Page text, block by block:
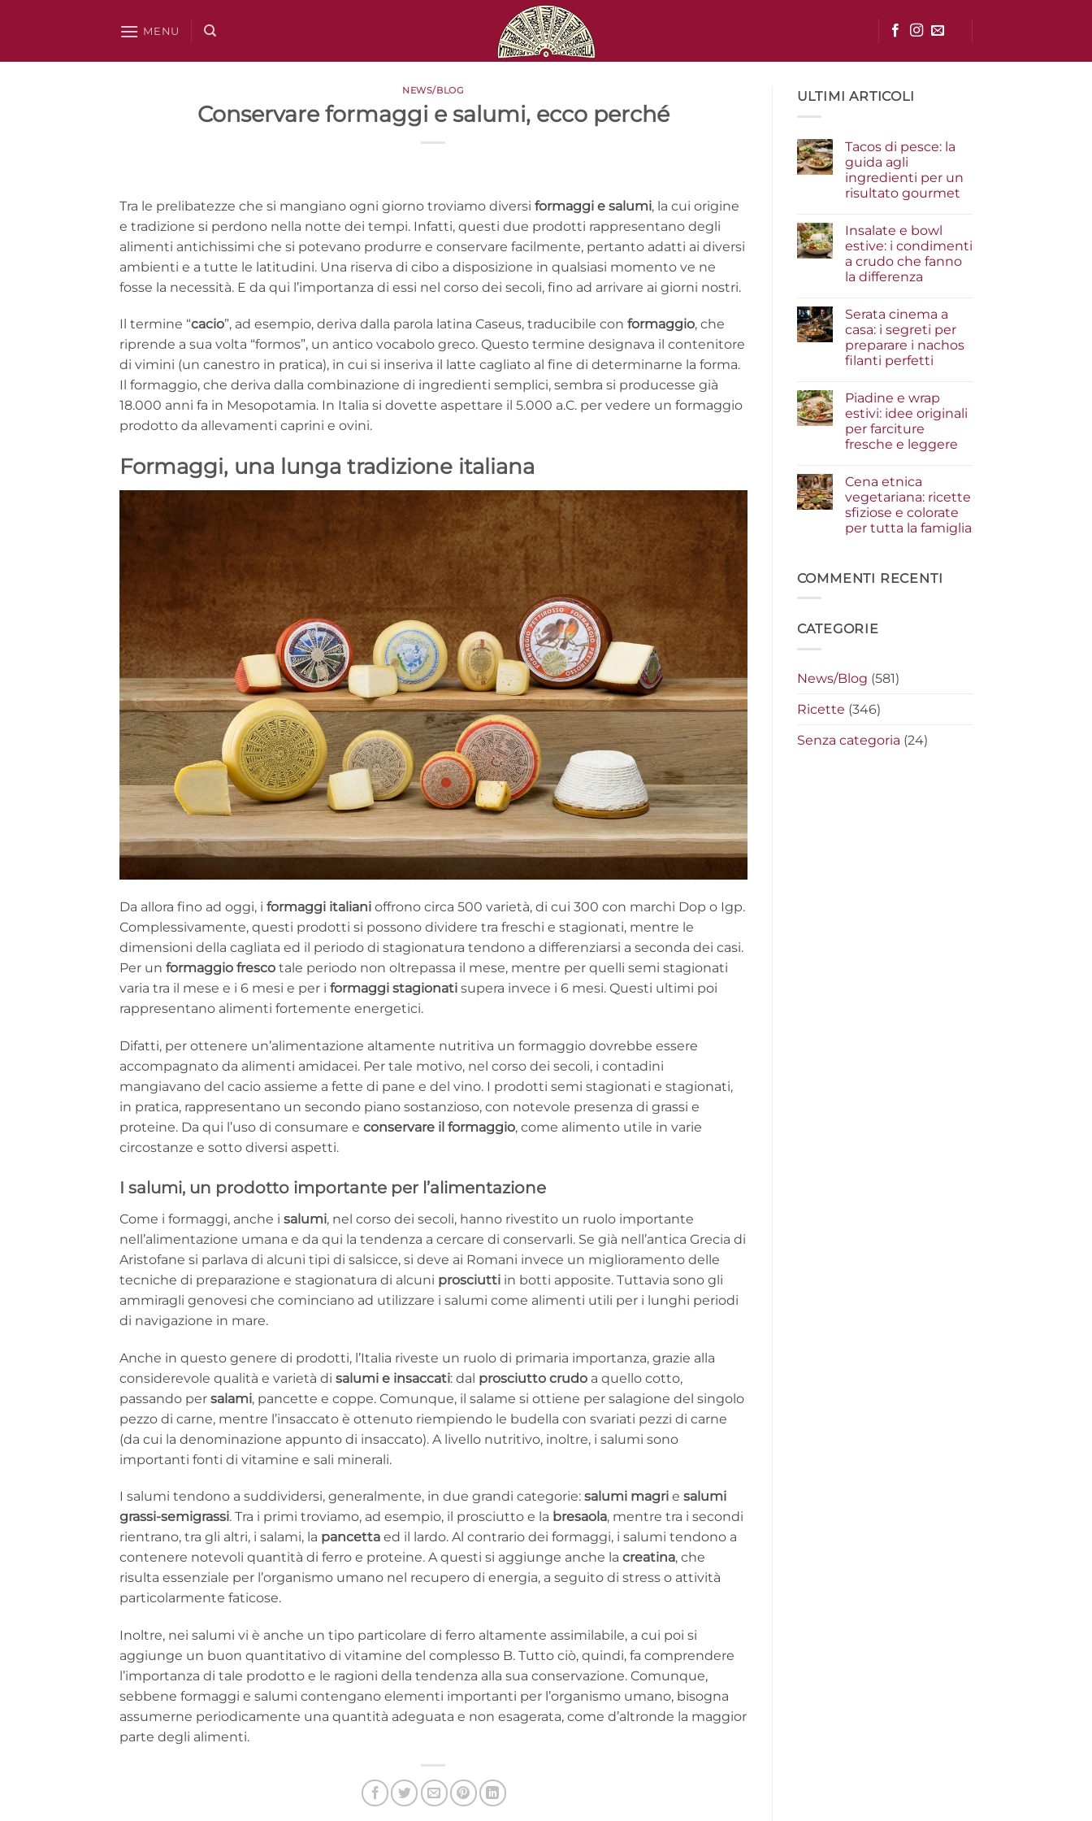
MENU
NEWS/BLOG
Conservare formaggi e salumi, ecco perché
Tra le prelibatezze che si mangiano ogni giorno troviamo diversi formaggi e salumi, la cui origine
e tradizione si perdono nella notte dei tempi. Infatti, questi due prodotti rappresentano degli
alimenti antichissimi che si potevano produrre e conservare facilmente, pertanto adatti ai diversi
ambienti e a tutte le latitudini. Una riserva di cibo a disposizione in qualsiasi momento ve ne
fosse la necessità. E da qui l’importanza di essi nel corso dei secoli, fino ad arrivare ai giorni nostri.
Il termine “cacio”, ad esempio, deriva dalla parola latina Caseus, traducibile con formaggio, che
riprende a sua volta “formos”, un antico vocabolo greco. Questo termine designava il contenitore
di vimini (un canestro in pratica), in cui si inseriva il latte cagliato al fine di determinarne la forma.
Il formaggio, che deriva dalla combinazione di ingredienti semplici, sembra si producesse già
18.000 anni fa in Mesopotamia. In Italia si dovette aspettare il 5.000 a.C. per vedere un formaggio
prodotto da allevamenti caprini e ovini.
Formaggi, una lunga tradizione italiana
Da allora fino ad oggi, i formaggi italiani offrono circa 500 varietà, di cui 300 con marchi Dop o Igp.
Complessivamente, questi prodotti si possono dividere tra freschi e stagionati, mentre le
dimensioni della cagliata ed il periodo di stagionatura tendono a differenziarsi a seconda dei casi.
Per un formaggio fresco tale periodo non oltrepassa il mese, mentre per quelli semi stagionati
varia tra il mese e i 6 mesi e per i formaggi stagionati supera invece i 6 mesi. Questi ultimi poi
rappresentano alimenti fortemente energetici.
Difatti, per ottenere un’alimentazione altamente nutritiva un formaggio dovrebbe essere
accompagnato da alimenti amidacei. Per tale motivo, nel corso dei secoli, i contadini
mangiavano del cacio assieme a fette di pane e del vino. I prodotti semi stagionati e stagionati,
in pratica, rappresentano un secondo piano sostanzioso, con notevole presenza di grassi e
proteine. Da qui l’uso di consumare e conservare il formaggio, come alimento utile in varie
circostanze e sotto diversi aspetti.
I salumi, un prodotto importante per l’alimentazione
Come i formaggi, anche i salumi, nel corso dei secoli, hanno rivestito un ruolo importante
nell’alimentazione umana e da qui la tendenza a cercare di conservarli. Se già nell’antica Grecia di
Aristofane si parlava di alcuni tipi di salsicce, si deve ai Romani invece un miglioramento delle
tecniche di preparazione e stagionatura di alcuni prosciutti in botti apposite. Tuttavia sono gli
ammiragli genovesi che cominciano ad utilizzare i salumi come alimenti utili per i lunghi periodi
di navigazione in mare.
Anche in questo genere di prodotti, l’Italia riveste un ruolo di primaria importanza, grazie alla
considerevole qualità e varietà di salumi e insaccati: dal prosciutto crudo a quello cotto,
passando per salami, pancette e coppe. Comunque, il salame si ottiene per salagione del singolo
pezzo di carne, mentre l’insaccato è ottenuto riempiendo le budella con svariati pezzi di carne
(da cui la denominazione appunto di insaccato). A livello nutritivo, inoltre, i salumi sono
importanti fonti di vitamine e sali minerali.
I salumi tendono a suddividersi, generalmente, in due grandi categorie: salumi magri e salumi
grassi-semigrassi. Tra i primi troviamo, ad esempio, il prosciutto e la bresaola, mentre tra i secondi
rientrano, tra gli altri, i salami, la pancetta ed il lardo. Al contrario dei formaggi, i salumi tendono a
contenere notevoli quantità di ferro e proteine. A questi si aggiunge anche la creatina, che
risulta essenziale per l’organismo umano nel recupero di energia, a seguito di stress o attività
particolarmente faticose.
Inoltre, nei salumi vi è anche un tipo particolare di ferro altamente assimilabile, a cui poi si
aggiunge un buon quantitativo di vitamine del complesso B. Tutto ciò, quindi, fa comprendere
l’importanza di tale prodotto e le ragioni della tendenza alla sua conservazione. Comunque,
sebbene formaggi e salumi contengano elementi importanti per l’organismo umano, bisogna
assumerne periodicamente una quantità adeguata e non esagerata, come d’altronde la maggior
parte degli alimenti.
ULTIMI ARTICOLI
Tacos di pesce: la
guida agli
ingredienti per un
risultato gourmet
su
Tacos
di
pesce:
la
guida
per
un
risultato
gourmet
Insalate e bowl
estive: i condimenti
a crudo che fanno
la differenza
su
e
bowl
estive:
crudo
che
fanno
la
differenza
Serata cinema a
casa: i segreti per
preparare i nachos
filanti perfetti
su
Serata
cinema
a
casa:
preparare
i
nachos
filanti
perfetti
Piadine e wrap
estivi: idee originali
per farciture
fresche e leggere
su
e
wrap
estivi:
idee
fresche
e
Cena etnica
vegetariana: ricette
sfiziose e colorate
per tutta la famiglia
Cena
etnica
e
famiglia
COMMENTI RECENTI
CATEGORIE
News/Blog (581)
Ricette (346)
Senza categoria (24)